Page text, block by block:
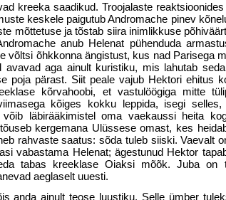
kreeka saadikud. Troojalaste
keskele paigutub Andromache pinev
mõttetuse ja tõstab siira inimlikkuse
anub Helenat pühenduda
võltsi õhkkonna ängistust, kus nad Parisega
avavad aga ainult kuristiku, mis lahutab
poja pärast. Siit peale vajub Hektori ehitus
kõrvahoobi, et vastulöögiga mitte
kõiges kokku leppida, isegi
võib läbirääkimistel oma vaekaussi heita
kergemana Ulüssese omast, kes
rahvaste saatus: sõda tuleb siiski. Vaevalt
vabastama Helenat; ägestunud Hektor
tabas kreeklase Oiaksi mõõk. Juba on
aeglaselt uuesti.
anda ainult teose luustiku. Selle ümber